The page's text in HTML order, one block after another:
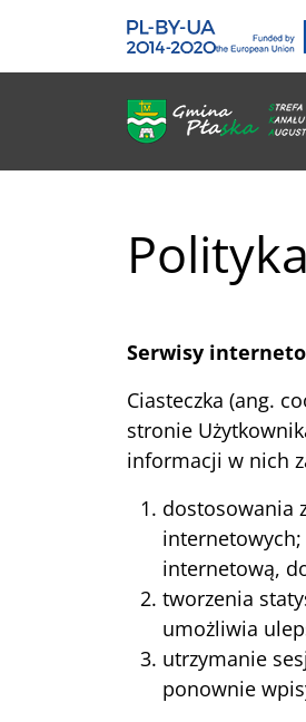
Gmina
Serwisy
Ciasteczka (ang.
stronie
informacji w nich
dostosowania
internetową,
tworzenia
umożliwia
utrzymanie
ponownie